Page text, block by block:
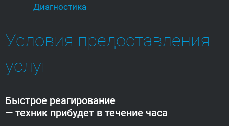
Диагностика
Условия предоставления
услуг
Быстрое реагирование
— техник прибудет в течение часа